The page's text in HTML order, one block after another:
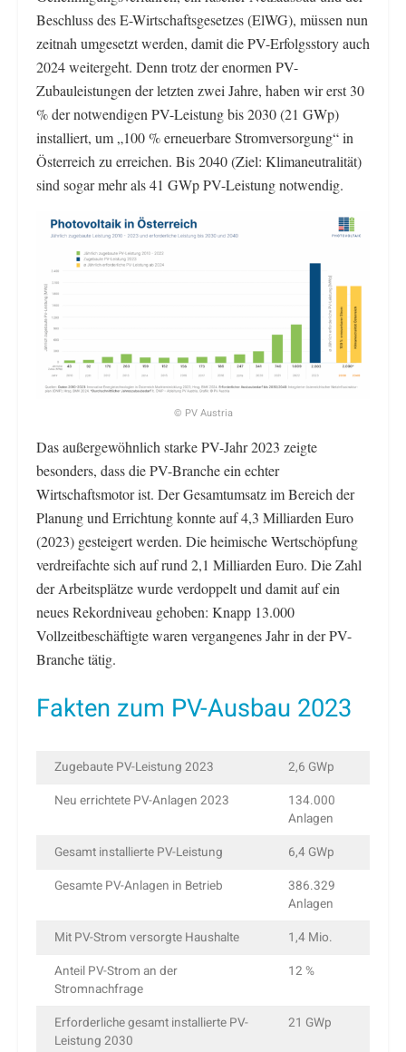
Beschluss des E-Wirtschaftsgesetzes (ElWG), müssen nun
zeitnah umgesetzt werden, damit die PV-Erfolgsstory auch
2024 weitergeht. Denn trotz der enormen PV-
Zubauleistungen der letzten zwei Jahre, haben wir erst 30
% der notwendigen PV-Leistung bis 2030 (21 GWp)
installiert, um „100 % erneuerbare Stromversorgung“ in
Österreich zu erreichen. Bis 2040 (Ziel: Klimaneutralität)
sind sogar mehr als 41 GWp PV-Leistung notwendig.
© PV Austria
Das außergewöhnlich starke PV-Jahr 2023 zeigte
besonders, dass die PV-Branche ein echter
Wirtschaftsmotor ist. Der Gesamtumsatz im Bereich der
Planung und Errichtung konnte auf 4,3 Milliarden Euro
(2023) gesteigert werden. Die heimische Wertschöpfung
verdreifachte sich auf rund 2,1 Milliarden Euro. Die Zahl
der Arbeitsplätze wurde verdoppelt und damit auf ein
neues Rekordniveau gehoben: Knapp 13.000
Vollzeitbeschäftigte waren vergangenes Jahr in der PV-
Branche tätig.
Fakten zum PV-Ausbau 2023
Zugebaute PV-Leistung 2023
2,6 GWp
Neu errichtete PV-Anlagen 2023
134.000
Anlagen
Gesamt installierte PV-Leistung
6,4 GWp
Gesamte PV-Anlagen in Betrieb
386.329
Anlagen
Mit PV-Strom versorgte Haushalte
1,4 Mio.
Anteil PV-Strom an der
Stromnachfrage
12 %
Erforderliche gesamt installierte PV-
Leistung 2030
21 GWp